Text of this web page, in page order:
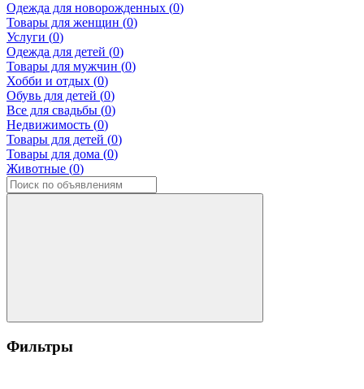
Одежда для новорожденных (0)
Товары для женщин (0)
Услуги (0)
Одежда для детей (0)
Товары для мужчин (0)
Хобби и отдых (0)
Обувь для детей (0)
Все для свадьбы (0)
Недвижимость (0)
Товары для детей (0)
Товары для дома (0)
Животные (0)
Фильтры